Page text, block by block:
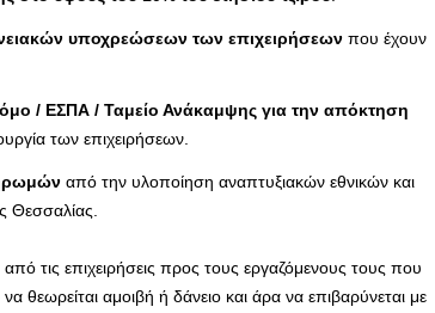
υποχρεώσεων των επιχειρήσεων που έχουν
/ ΕΣΠΑ / Ταμείο Ανάκαμψης για την απόκτηση
των επιχειρήσεων.
από την υλοποίηση αναπτυξιακών εθνικών και
Θεσσαλίας.
τις επιχειρήσεις προς τους εργαζόμενους τους που
αμοιβή ή δάνειο και άρα να επιβαρύνεται με